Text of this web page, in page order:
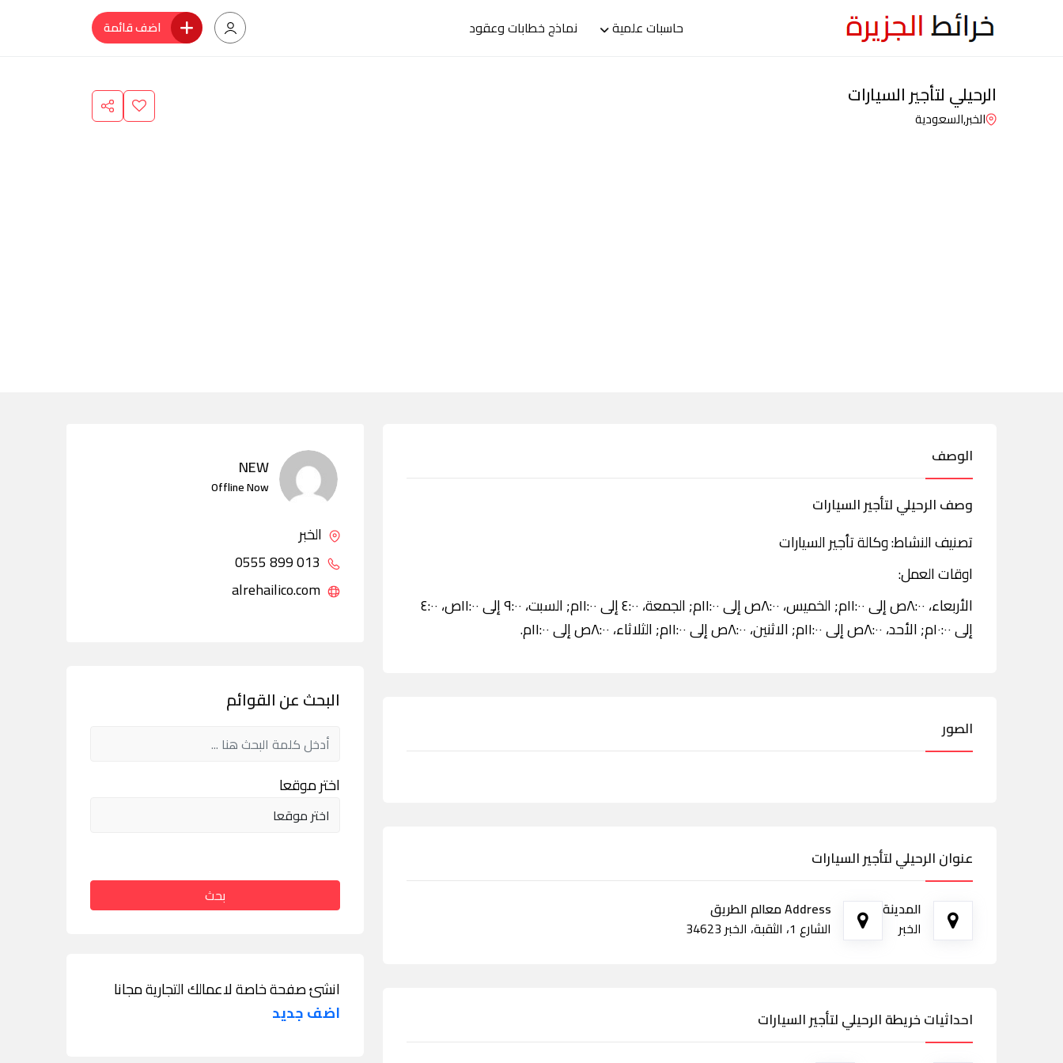
حاسبات علمية نماذج خطابات وعقود اضف قائمة
الرحيلي لتأجير السيارات
الخبر,السعودية
الوصف
وصف الرحيلي لتأجير السيارات
تصنيف النشاط: وكالة تأجير السيارات
اوقات العمل:
الأربعاء، ٨:٠٠ص إلى ١١:٠٠م; الخميس، ٨:٠٠ص إلى ١١:٠٠م; الجمعة، ٤:٠٠ إلى ١١:٠٠م; السبت، ٩:٠٠ إلى ١١:٠٠ص، ٤:٠٠
إلى ١٠:٠٠م; الأحد، ٨:٠٠ص إلى ١١:٠٠م; الاثنين، ٨:٠٠ص إلى ١١:٠٠م; الثلاثاء، ٨:٠٠ص إلى ١١:٠٠م.
الصور
عنوان الرحيلي لتأجير السيارات
المدينة
الخبر
Address معالم الطريق
الشارع 1، الثقبة، الخبر 34623
احداثيات خريطة الرحيلي لتأجير السيارات
NEW
Offline Now
الخبر
البحث عن القوائم
اختر موقعا
بحث
انشئ صفحة خاصة لاعمالك التجارية مجانا
اضف جديد